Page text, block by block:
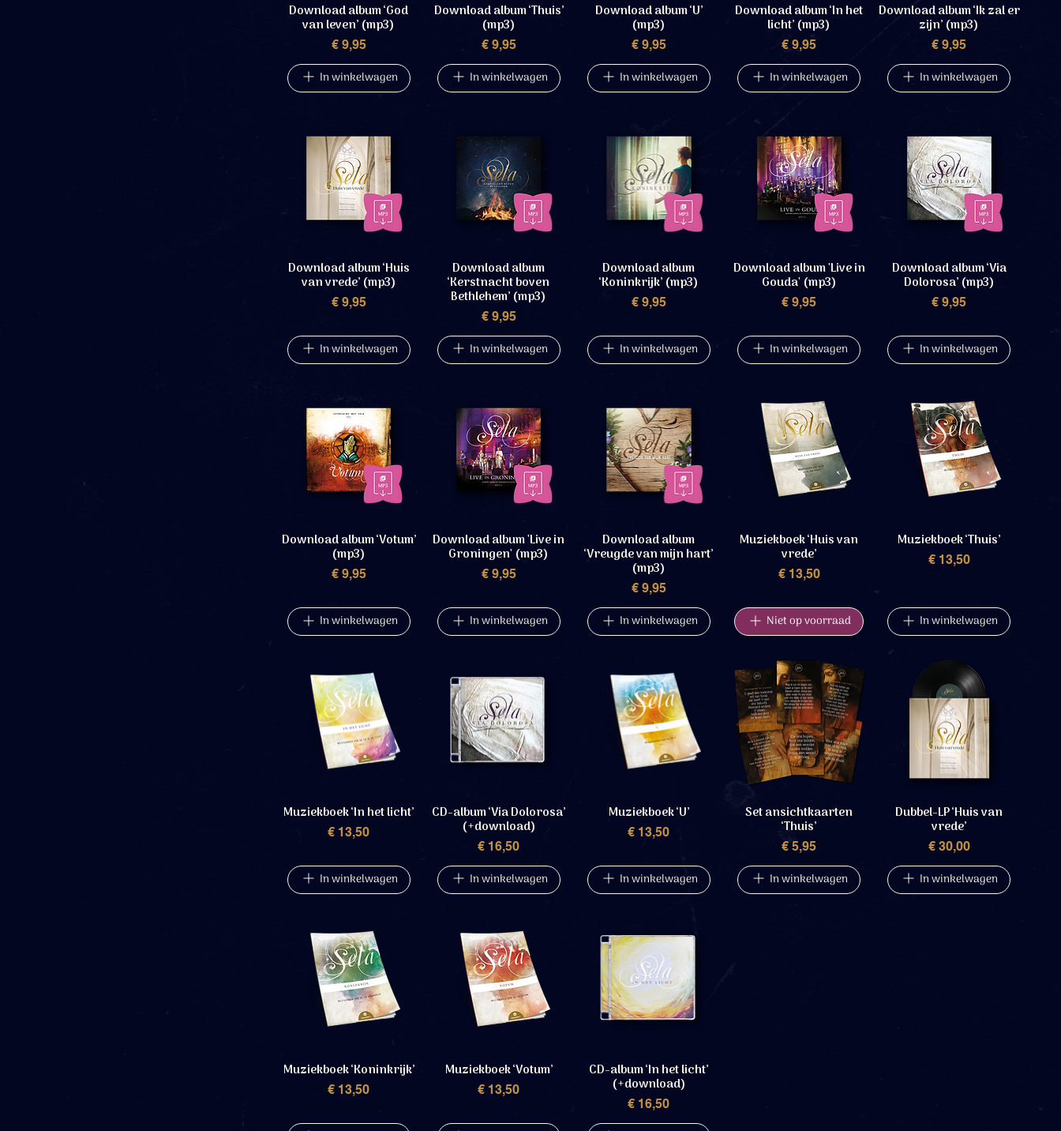
Download album ‘God
van leven’ (mp3)
Prijs
€ 9,95
In winkelwagen
Download album ‘Thuis’
(mp3)
Prijs
€ 9,95
In winkelwagen
Download album ‘U’
(mp3)
Prijs
€ 9,95
In winkelwagen
Download album ‘In het
licht’ (mp3)
Prijs
€ 9,95
In winkelwagen
Download album ‘Ik zal er
zijn’ (mp3)
Prijs
€ 9,95
In winkelwagen
Download album ‘Huis
van vrede’ (mp3)
Prijs
€ 9,95
In winkelwagen
Download album
‘Kerstnacht boven
Bethlehem’ (mp3)
Prijs
€ 9,95
In winkelwagen
Download album
‘Koninkrijk’ (mp3)
Prijs
€ 9,95
In winkelwagen
Download album 'Live in
Gouda' (mp3)
Prijs
€ 9,95
In winkelwagen
Download album ‘Via
Dolorosa’ (mp3)
Prijs
€ 9,95
In winkelwagen
Download album ‘Votum’
(mp3)
Prijs
€ 9,95
In winkelwagen
Download album 'Live in
Groningen' (mp3)
Prijs
€ 9,95
In winkelwagen
Download album
‘Vreugde van mijn hart’
(mp3)
Prijs
€ 9,95
In winkelwagen
Muziekboek ‘Huis van
vrede’
Prijs
€ 13,50
Niet op voorraad
Muziekboek ‘Thuis’
Prijs
€ 13,50
In winkelwagen
Muziekboek ‘In het licht’
Prijs
€ 13,50
In winkelwagen
CD-album ‘Via Dolorosa’
(+download)
Prijs
€ 16,50
In winkelwagen
Muziekboek ‘U’
Prijs
€ 13,50
In winkelwagen
Set ansichtkaarten
‘Thuis’
Prijs
€ 5,95
In winkelwagen
Dubbel-LP ‘Huis van
vrede’
Prijs
€ 30,00
In winkelwagen
Muziekboek ‘Koninkrijk’
Prijs
€ 13,50
Muziekboek ‘Votum’
Prijs
€ 13,50
CD-album ‘In het licht’
(+download)
Prijs
€ 16,50